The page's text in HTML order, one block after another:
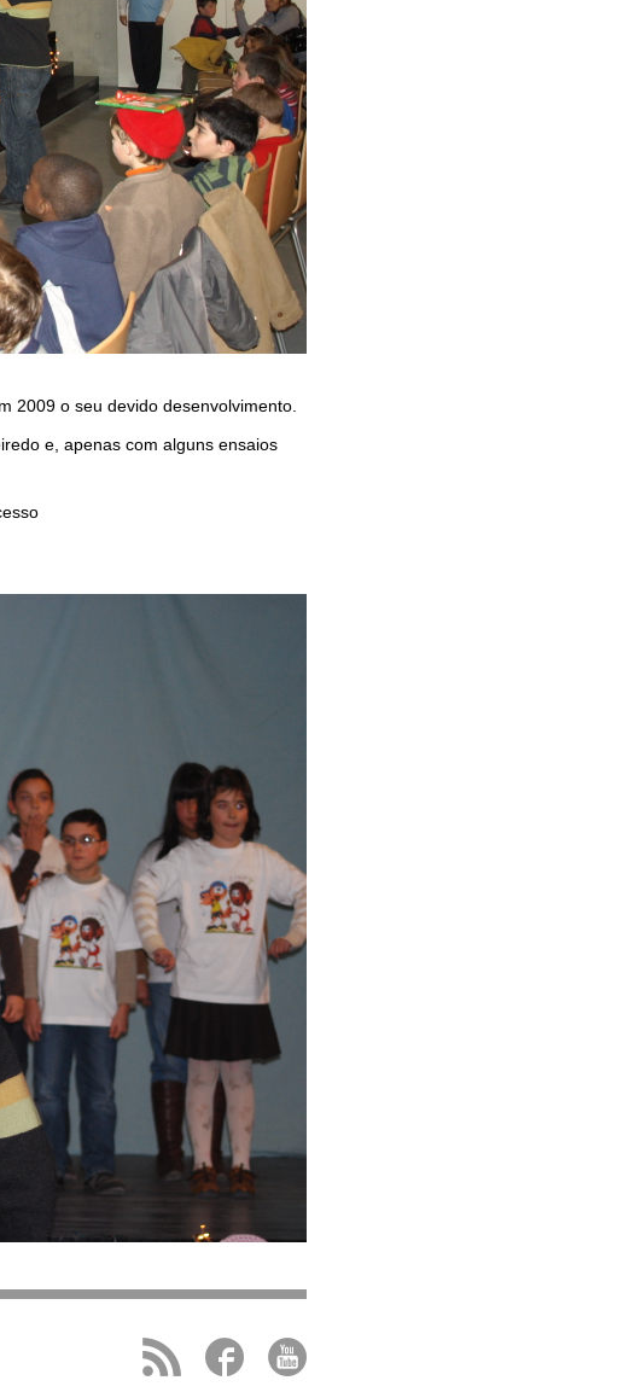
2009 o seu devido desenvolvimento.
e, apenas com alguns ensaios